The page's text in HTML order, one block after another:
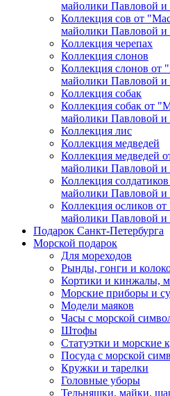
майолики Павловой
Коллекция сов от
майолики Павловой
Коллекция черепах
Коллекция слонов
Коллекция слонов от
майолики Павловой
Коллекция собак
Коллекция собак от
майолики Павловой
Коллекция лис
Коллекция медведей
Коллекция медведей
майолики Павловой
Коллекция
майолики Павловой
Коллекция осликов
майолики Павловой
Подарок Санкт-Петербурга
Морской подарок
Для мореходов
Рынды, гонги и
Кортики и кинжалы,
Морские приборы и
Модели маяков
Часы с морской
Штофы
Статуэтки и морские
Посуда с морской
Кружки и тарелки
Головные уборы
Тельняшки, майки,